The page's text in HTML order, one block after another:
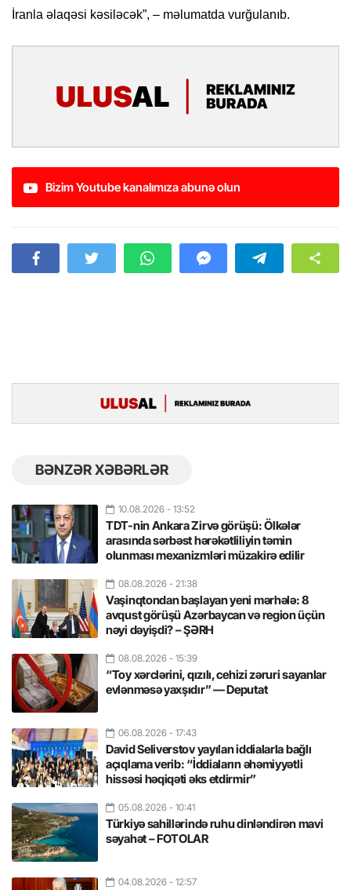
İranla əlaqəsi kəsiləcək”, – məlumatda vurğulanıb.
Bizim Youtube kanalımıza abunə olun
BƏNZƏR XƏBƏRLƏR
10.08.2026 - 13:52
TDT-nin Ankara Zirvə görüşü: Ölkələr
arasında sərbəst hərəkətliliyin təmin
olunması mexanizmləri müzakirə edilir
08.08.2026 - 21:38
Vaşinqtondan başlayan yeni mərhələ: 8
avqust görüşü Azərbaycan və region üçün
nəyi dəyişdi? – ŞƏRH
08.08.2026 - 15:39
“Toy xərclərini, qızılı, cehizi zəruri sayanlar
evlənməsə yaxşıdır” — Deputat
06.08.2026 - 17:43
David Seliverstov yayılan iddialarla bağlı
açıqlama verib: “İddiaların əhəmiyyətli
hissəsi həqiqəti əks etdirmir”
05.08.2026 - 10:41
Türkiyə sahillərində ruhu dinləndirən mavi
səyahət – FOTOLAR
04.08.2026 - 12:57